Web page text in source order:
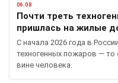
06.08
Почти треть
пришлась на жилые
С начала 2026 года в
техногенных пожаров — то
вине человека.